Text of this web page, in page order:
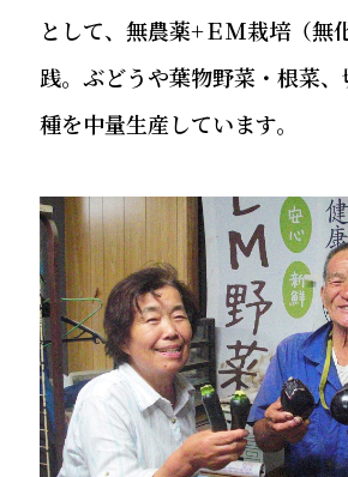
として、無農薬+ＥＭ栽培（無
践。ぶどうや葉物野菜・根菜
種を中量生産しています。